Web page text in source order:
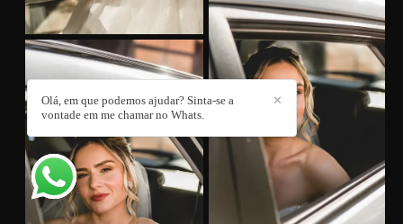
✕
Olá, em que podemos ajudar? Sinta-se a
vontade em me chamar no Whats.